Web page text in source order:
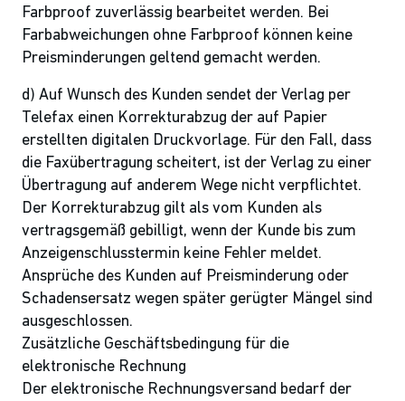
Farbproof zuverlässig bearbeitet werden. Bei
Farbabweichungen ohne Farbproof können keine
Preisminderungen geltend gemacht werden.
d) Auf Wunsch des Kunden sendet der Verlag per
Telefax einen Korrekturabzug der auf Papier
erstellten digitalen Druckvorlage. Für den Fall, dass
die Faxübertragung scheitert, ist der Verlag zu einer
Übertragung auf anderem Wege nicht verpflichtet.
Der Korrekturabzug gilt als vom Kunden als
vertragsgemäß gebilligt, wenn der Kunde bis zum
Anzeigenschlusstermin keine Fehler meldet.
Ansprüche des Kunden auf Preisminderung oder
Schadensersatz wegen später gerügter Mängel sind
ausgeschlossen.
Zusätzliche Geschäftsbedingung für die
elektronische Rechnung
Der elektronische Rechnungsversand bedarf der